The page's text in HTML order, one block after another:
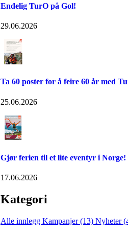
Endelig TurO på Gol!
29.06.2026
Ta 60 poster for å feire 60 år med
25.06.2026
Gjør ferien til et lite eventyr i Norge!
17.06.2026
Kategori
Alle innlegg Kampanjer (13) Nyheter